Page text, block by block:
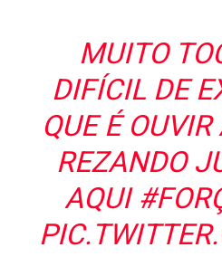
MUITO
DIFÍCIL DE
QUE É
REZANDO
AQUI